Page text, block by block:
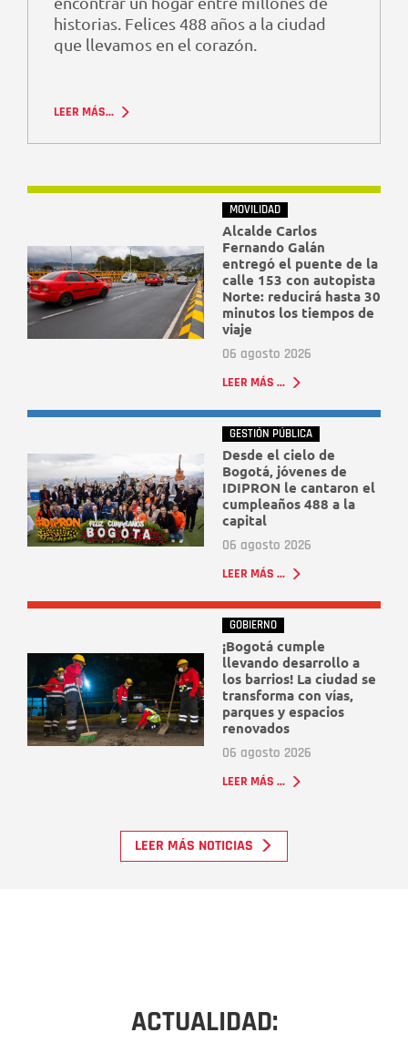
historias. Felices 488 años a la ciudad
que llevamos en el corazón.
LEER MÁS...
MOVILIDAD
Alcalde Carlos
Fernando Galán
entregó el puente de la
calle 153 con autopista
Norte: reducirá hasta 30
minutos los tiempos de
viaje
06 agosto 2026
LEER MÁS ...
GESTIÓN PÚBLICA
Desde el cielo de
Bogotá, jóvenes de
IDIPRON le cantaron el
cumpleaños 488 a la
capital
06 agosto 2026
LEER MÁS ...
GOBIERNO
¡Bogotá cumple
llevando desarrollo a
los barrios! La ciudad se
transforma con vías,
parques y espacios
renovados
06 agosto 2026
LEER MÁS ...
LEER MÁS NOTICIAS
ACTUALIDAD: